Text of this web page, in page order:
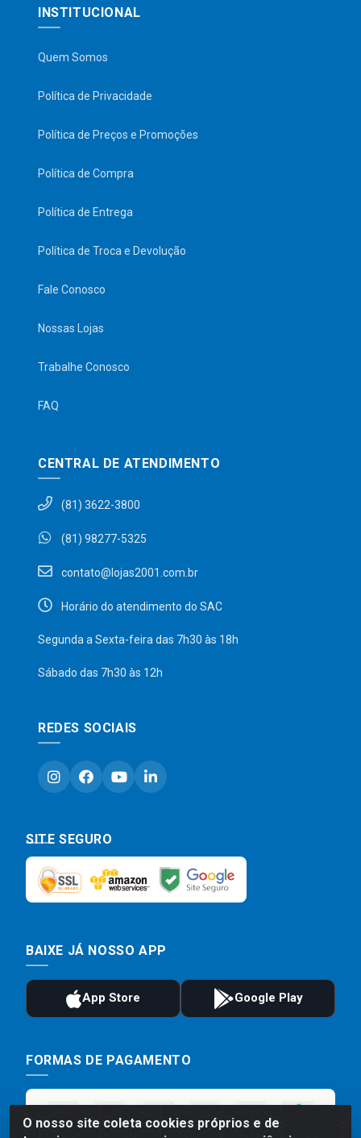
O nosso site coleta cookies próprios e de
INSTITUCIONAL
Quem Somos
Política de Privacidade
Política de Preços e Promoções
Política de Compra
Política de Entrega
Política de Troca e Devolução
Fale Conosco
Nossas Lojas
Trabalhe Conosco
FAQ
CENTRAL DE ATENDIMENTO
(81) 3622-3800
(81) 98277-5325
contato@lojas2001.com.br
Horário do atendimento do SAC
Segunda a Sexta-feira das 7h30 às 18h
Sábado das 7h30 às 12h
REDES SOCIAIS
SITE SEGURO
BAIXE JÁ NOSSO APP
FORMAS DE PAGAMENTO